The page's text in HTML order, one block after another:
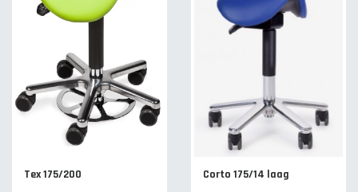
Tex 175/200 Corto 175/14 laag